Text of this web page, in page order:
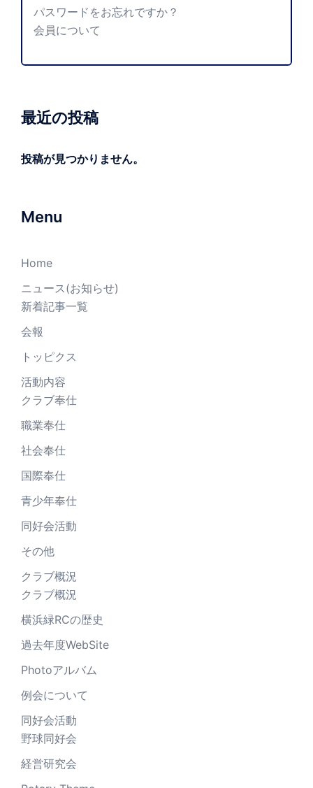
パスワードをお忘れですか？
会員について
最近の投稿
投稿が見つかりません。
Menu
Home
ニュース(お知らせ)
新着記事一覧
会報
トッピクス
活動内容
クラブ奉仕
職業奉仕
社会奉仕
国際奉仕
青少年奉仕
同好会活動
その他
クラブ概況
クラブ概況
横浜緑RCの歴史
過去年度WebSite
Photoアルバム
例会について
同好会活動
野球同好会
経営研究会